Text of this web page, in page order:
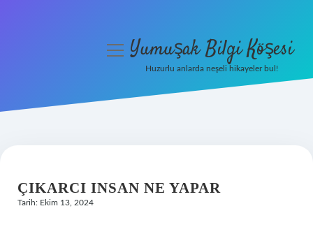
Hakkımızda
menüyüYumuşak Bilgi Köşesi
Huzurlu anlarda neşeli hikayeler bul!
ÇIKARCI INSAN NE YAPAR
Tarih: Ekim 13, 2024